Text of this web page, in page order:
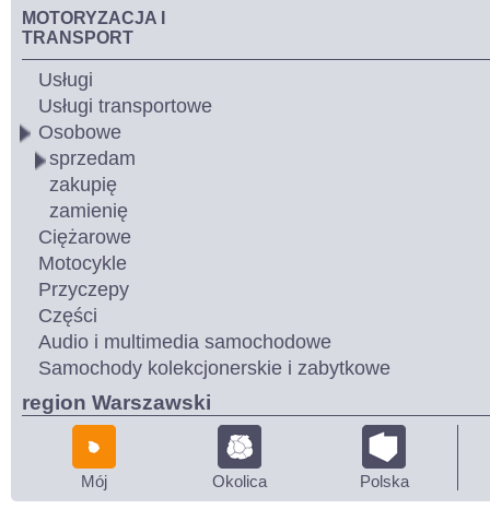
MOTORYZACJA I
TRANSPORT
Usługi
Usługi transportowe
Osobowe
sprzedam
zakupię
zamienię
Ciężarowe
Motocykle
Przyczepy
Części
Audio i multimedia samochodowe
Samochody kolekcjonerskie i zabytkowe
region Warszawski
Mój Okolica Polska